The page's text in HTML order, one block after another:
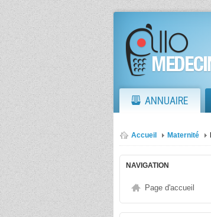
ANNUAIRE
Accueil Maternité
NAVIGATION
Page d'accueil